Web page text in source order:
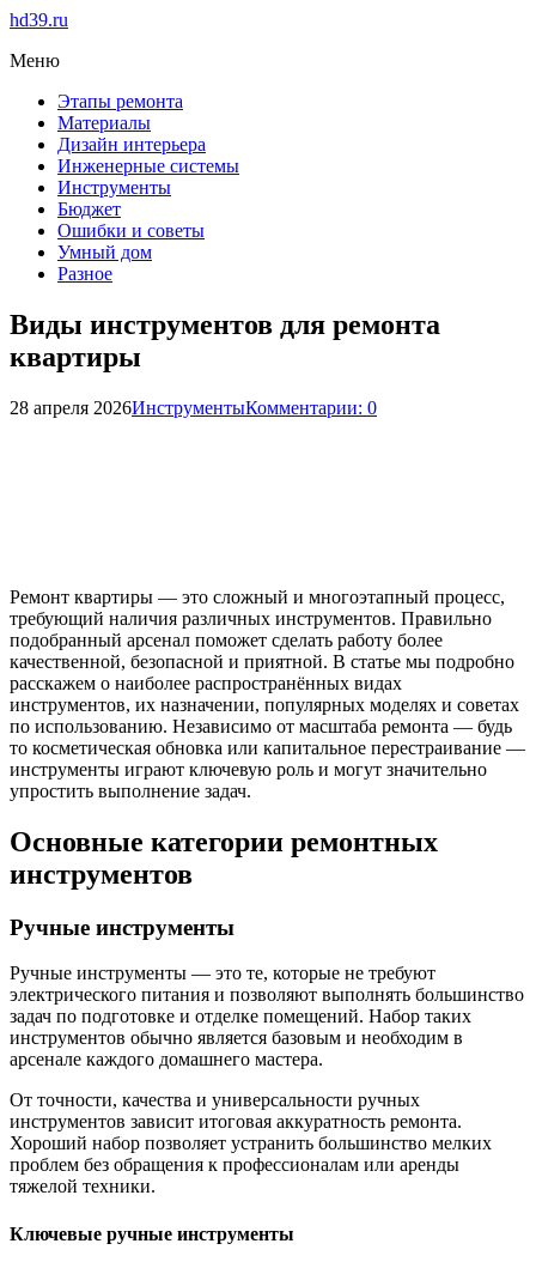
hd39.ru
Меню
Этапы ремонта
Материалы
Дизайн интерьера
Инженерные системы
Инструменты
Бюджет
Ошибки и советы
Умный дом
Разное
Виды инструментов для ремонта
квартиры
28 апреля 2026ИнструментыКомментарии: 0
Ремонт квартиры — это сложный и многоэтапный процесс,
требующий наличия различных инструментов. Правильно
подобранный арсенал поможет сделать работу более
качественной, безопасной и приятной. В статье мы подробно
расскажем о наиболее распространённых видах
инструментов, их назначении, популярных моделях и советах
по использованию. Независимо от масштаба ремонта — будь
то косметическая обновка или капитальное перестраивание —
инструменты играют ключевую роль и могут значительно
упростить выполнение задач.
Основные категории ремонтных
инструментов
Ручные инструменты
Ручные инструменты — это те, которые не требуют
электрического питания и позволяют выполнять большинство
задач по подготовке и отделке помещений. Набор таких
инструментов обычно является базовым и необходим в
арсенале каждого домашнего мастера.
От точности, качества и универсальности ручных
инструментов зависит итоговая аккуратность ремонта.
Хороший набор позволяет устранить большинство мелких
проблем без обращения к профессионалам или аренды
тяжелой техники.
Ключевые ручные инструменты